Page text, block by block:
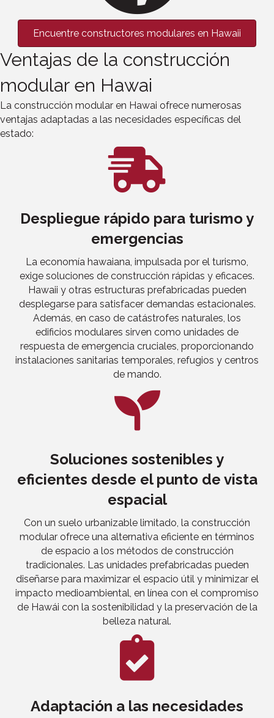
Encuentre constructores modulares en Hawaii
Ventajas de la construcción
modular en Hawai
La construcción modular en Hawai ofrece numerosas
ventajas adaptadas a las necesidades específicas del
estado:
Despliegue rápido para turismo y
emergencias
La economía hawaiana, impulsada por el turismo,
exige soluciones de construcción rápidas y eficaces.
Hawaii y otras estructuras prefabricadas pueden
desplegarse para satisfacer demandas estacionales.
Además, en caso de catástrofes naturales, los
edificios modulares sirven como unidades de
respuesta de emergencia cruciales, proporcionando
instalaciones sanitarias temporales, refugios y centros
de mando.
Soluciones sostenibles y
eficientes desde el punto de vista
espacial
Con un suelo urbanizable limitado, la construcción
modular ofrece una alternativa eficiente en términos
de espacio a los métodos de construcción
tradicionales. Las unidades prefabricadas pueden
diseñarse para maximizar el espacio útil y minimizar el
impacto medioambiental, en línea con el compromiso
de Hawái con la sostenibilidad y la preservación de la
belleza natural.
Adaptación a las necesidades